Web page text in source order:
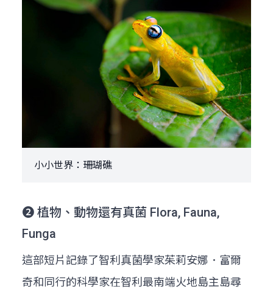
小小世界：珊瑚礁
➋ 植物、動物還有真菌 Flora, Fauna,
Funga
這部短片記錄了智利真菌學家茱莉安娜．富爾
奇和同行的科學家在智利最南端火地島主島尋